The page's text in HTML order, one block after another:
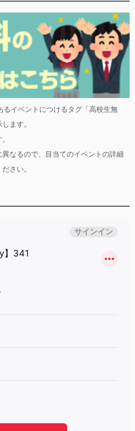
イベントにつけるタグ「高校生無
ます。
なるので、目当てのイベントの詳細
さい。